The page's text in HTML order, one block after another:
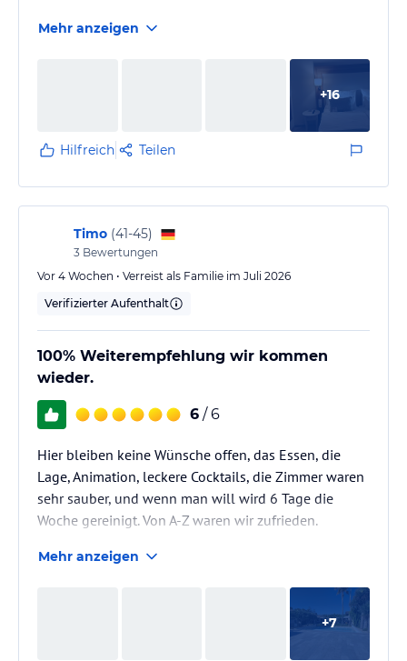
Mehr anzeigen
+16
Hilfreich Teilen
Timo (41-45)
3 Bewertungen
Vor 4 Wochen • Verreist als Familie im Juli 2026
Verifizierter Aufenthalt
100% Weiterempfehlung wir kommen
wieder.
6 / 6
Hier bleiben keine Wünsche offen, das Essen, die
Lage, Animation, leckere Cocktails, die Zimmer waren
sehr sauber, und wenn man will wird 6 Tage die
Woche gereinigt. Von A-Z waren wir zufrieden.
Mehr anzeigen
+7